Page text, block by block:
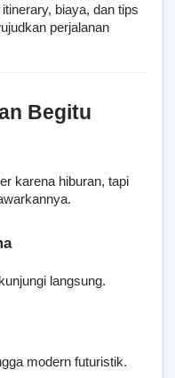
biaya, dan tips
perjalanan
Begitu
karena hiburan, tapi
langsung.
modern futuristik.